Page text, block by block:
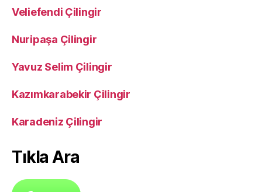
Veliefendi Çilingir
Nuripaşa Çilingir
Yavuz Selim Çilingir
Kazımkarabekir Çilingir
Karadeniz Çilingir
Tıkla Ara